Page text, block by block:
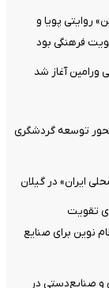
روایتی پویا و
فرهنگی بود
ورامین آغاز شد
۲۷۰ هکتاری به محور توسعه گردشگری
ایران» در گیلان
تقویت
نوین برای صنایع
بوم‌گردی و صنایع‌دستی در